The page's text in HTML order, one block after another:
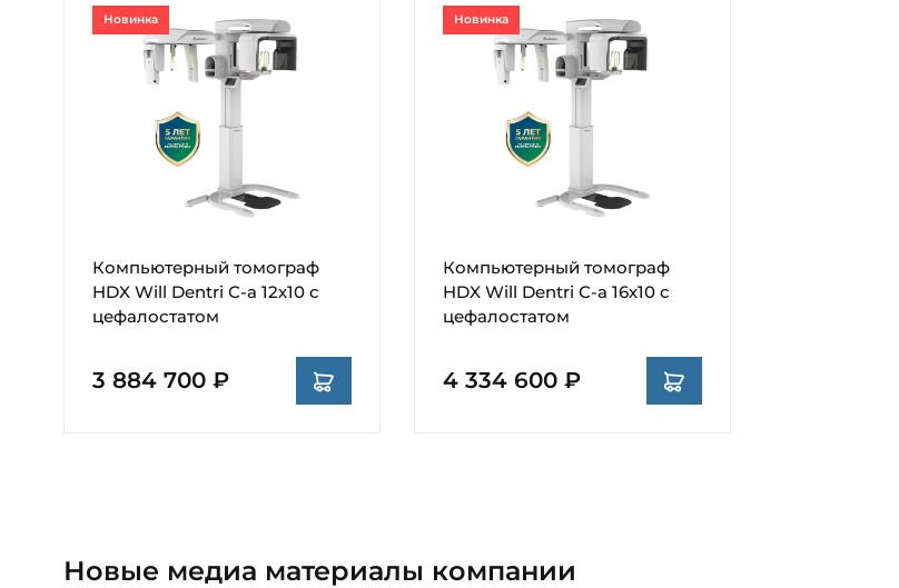
Компьютерный томограф
HDX Will Dentri С-а 12х10 с
цефалостатом
3 884 700 ₽
Новинка
Компьютерный томограф
HDX Will Dentri С-а 16х10 с
цефалостатом
4 334 600 ₽
Новинка
Новые медиа материалы компании